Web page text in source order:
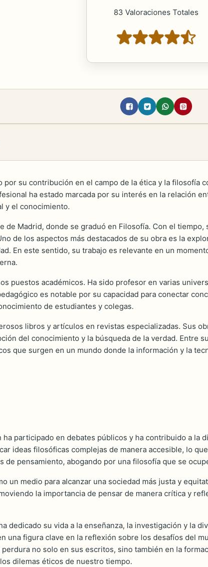
83 Valoraciones Totales
su contribución en el campo de la ética y la filosofía
ha estado marcada por su interés en la relación
y el conocimiento.
de Madrid, donde se graduó en Filosofía. Con el
de los aspectos más destacados de su obra es la
En este sentido, su trabajo es relevante en un
puestos académicos. Ha sido profesor en varias
es notable por su capacidad para conectar
de estudiantes y colegas.
libros y artículos en revistas especializadas. Sus
del conocimiento y la búsqueda de la verdad. Entre
que surgen en un mundo donde la información y la
participado en debates públicos y ha contribuido a la
ideas filosóficas complejas de manera accesible, lo
pensamiento, abogando por una filosofía que se
un medio para alcanzar una sociedad más justa y
la importancia de pensar de manera crítica y
dedicado su vida a la enseñanza, la investigación y la
una figura clave en la reflexión sobre los desafíos del
no solo en sus escritos, sino también en la
dilemas éticos de nuestro tiempo.